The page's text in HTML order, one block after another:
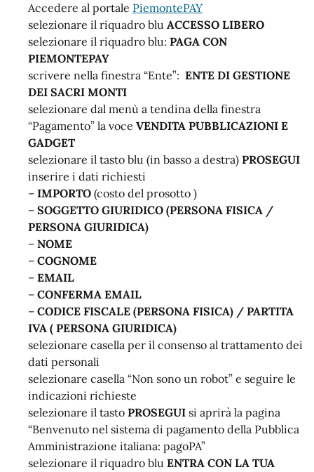
Accedere al portale PiemontePAY
selezionare il riquadro blu ACCESSO LIBERO
selezionare il riquadro blu: PAGA CON
PIEMONTEPAY
scrivere nella finestra “Ente”: ENTE DI GESTIONE
DEI SACRI MONTI
selezionare dal menù a tendina della finestra
“Pagamento” la voce VENDITA PUBBLICAZIONI E
GADGET
selezionare il tasto blu (in basso a destra) PROSEGUI
inserire i dati richiesti
– IMPORTO (costo del prosotto )
– SOGGETTO GIURIDICO (PERSONA FISICA /
PERSONA GIURIDICA)
– NOME
– COGNOME
– EMAIL
– CONFERMA EMAIL
– CODICE FISCALE (PERSONA FISICA) / PARTITA
IVA ( PERSONA GIURIDICA)
selezionare casella per il consenso al trattamento dei
dati personali
selezionare casella “Non sono un robot” e seguire le
indicazioni richieste
selezionare il tasto PROSEGUI si aprirà la pagina
“Benvenuto nel sistema di pagamento della Pubblica
Amministrazione italiana: pagoPA”
selezionare il riquadro blu ENTRA CON LA TUA